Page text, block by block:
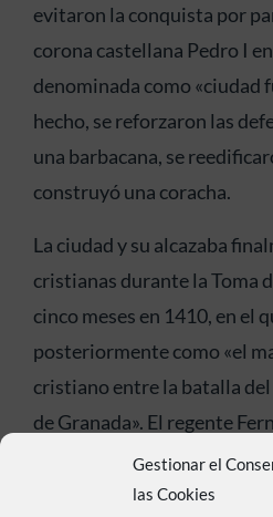
Gestionar el
las Cookies
evitaron la conquista por
corona castellana Pedro I
denominada como «ciudad
hecho, se reforzaron las
una barbacana, se
construyó una coracha.
La ciudad y su alcazaba
cristianas durante la Toma
cinco meses en 1410, en el
posteriormente como «el
cristiano entre la batalla
de Granada». El regente
quien gobernaba Castilla en
pronunció la célebre frase